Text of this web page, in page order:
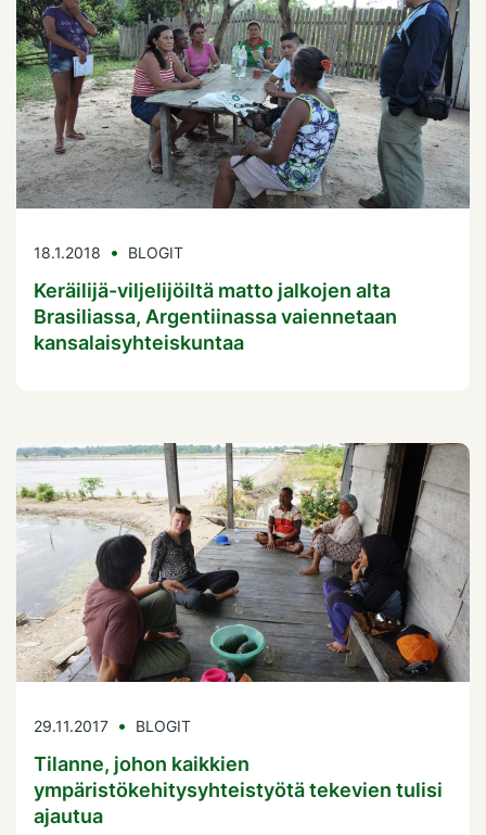
18.1.2018 BLOGIT
Keräilijä-viljelijöiltä matto jalkojen alta
Brasiliassa, Argentiinassa vaiennetaan
kansalaisyhteiskuntaa
29.11.2017 BLOGIT
Tilanne, johon kaikkien
ympäristökehitysyhteistyötä tekevien tulisi
ajautua